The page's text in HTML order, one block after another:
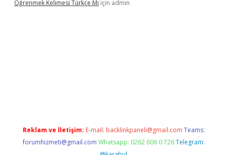
Öğrenmek Kelimesi Türkçe Mi için admin
Reklam ve İletişim: E-mail: backlinkpaneli@gmail.com Teams:
forumhizmeti@gmail.com Whatsapp: 0262 606 0 726 Telegram: